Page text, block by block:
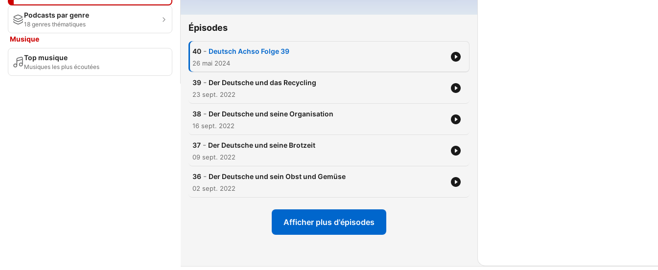
Podcasts par genre
18 genres thématiques
Musique
Top musique
Musiques les plus écoutées
Épisodes
40 - Deutsch Achso Folge 39
26 mai 2024
39 - Der Deutsche und das Recycling
23 sept. 2022
38 - Der Deutsche und seine Organisation
16 sept. 2022
37 - Der Deutsche und seine Brotzeit
09 sept. 2022
36 - Der Deutsche und sein Obst und Gemüse
02 sept. 2022
Afficher plus d'épisodes